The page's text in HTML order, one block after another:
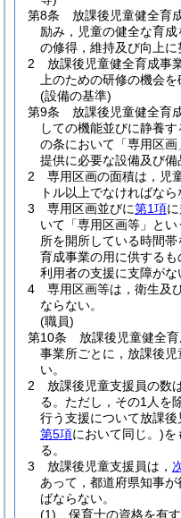
第8条
放課後児童健全育
励み，児童の健全な育
の修得，維持及び向上に
2
放課後児童健全育成事
上のための研修の機会
(設備の基準)
第9条
放課後児童健全育
しての機能並びに静養
の条において「専用区画
提供に必要な設備及び備
2
専用区画の面積は，児
トル以上でなければなら
3
専用区画並びに第1項
いて「専用区画等」とい
所を開所している時間
育成事業の用に供するも
利用者の支援に支障がな
4
専用区画等は，衛生及
ならない。
(職員)
第10条
放課後児童健全
事業所ごとに，放課後
い。
2
放課後児童支援員の数
る。 ただし，その1人を
行う支援について放課後
第5項において同じ。)を
る。
3
放課後児童支援員は，
あって，都道府県知事
ばならない。
(1)
保育士の資格を有